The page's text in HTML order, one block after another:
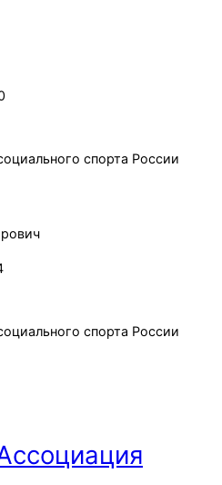
спорта России
спорта России